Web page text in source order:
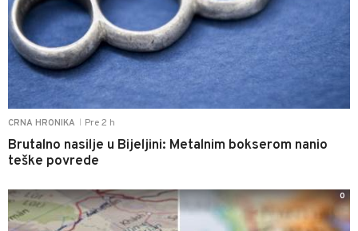
CRNA HRONIKA Pre 2 h
Brutalno nasilje u Bijeljini: Metalnim bokserom nanio
teške povrede
0